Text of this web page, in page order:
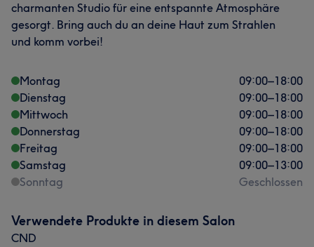
Was unsere Kunden über Chrisa sagen
Was unsere Kunden über Gina sagen
Professionell 5
charmanten Studio für eine entspannte Atmosphäre
gesorgt. Bring auch du an deine Haut zum Strahlen
und komm vorbei!
Montag 09:00–18:00
Dienstag
09:00–18:00
Mittwoch
09:00–18:00
Donnerstag
09:00–18:00
Freitag
09:00–18:00
Samstag
09:00–13:00
Sonntag
Geschlossen
Verwendete Produkte in diesem Salon
CND